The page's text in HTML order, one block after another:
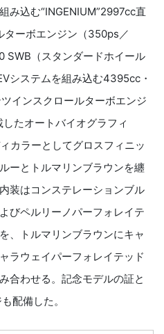
み込む“INGENIUM”2997cc直
ターボエンジン（350ps／
SWB（スタンダードホイール
システムを組み込む4395cc・
インスクロールターボエンジ
たオートバイオグラフィ
カラーとしてグロスフィニッ
ーとトルマリンブラウンを纏
装はコンステレーションブル
びペルリーノパーフォレイテ
、トルマリンブラウンにキャ
ラウェイパーフォレイテッド
合わせる。記念モデルの証と
配備した。